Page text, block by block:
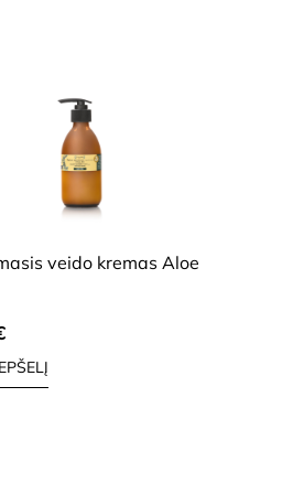
veido kremas Aloe